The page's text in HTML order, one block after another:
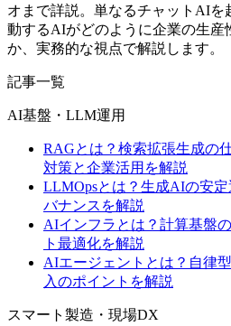
オまで詳説。単なるチャットAIを
動するAIがどのように企業の生産
か、実務的な視点で解説します。
記事一覧
AI基盤・LLM運用
RAGとは？検索拡張生成の
対策と企業活用を解説
LLMOpsとは？生成AIの安
バナンスを解説
AIインフラとは？計算基盤
ト最適化を解説
AIエージェントとは？自律
入のポイントを解説
スマート製造・現場DX